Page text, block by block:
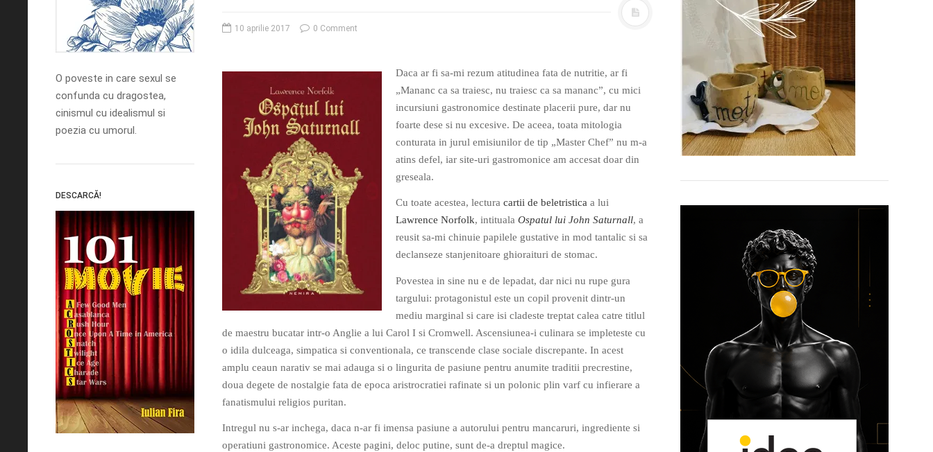
O poveste in care sexul se
confunda cu dragostea,
cinismul cu idealismul si
poezia cu umorul.
DESCARCĂ!
10 aprilie 2017 0 Comment
Daca ar fi sa-mi rezum atitudinea fata de nutritie, ar fi
„Mananc ca sa traiesc, nu traiesc ca sa mananc”, cu mici
incursiuni gastronomice destinate placerii pure, dar nu
foarte dese si nu excesive. De aceea, toata mitologia
conturata in jurul emisiunilor de tip „Master Chef” nu m-a
atins defel, iar site-uri gastromonice am accesat doar din
greseala.
Cu toate acestea, lectura cartii de beletristica a lui
Lawrence Norfolk, intituala Ospatul lui John Saturnall, a
reusit sa-mi chinuie papilele gustative in mod tantalic si sa
declanseze stanjenitoare ghioraituri de stomac.
Povestea in sine nu e de lepadat, dar nici nu rupe gura
targului: protagonistul este un copil provenit dintr-un
mediu marginal si care isi cladeste treptat calea catre titlul
de maestru bucatar intr-o Anglie a lui Carol I si Cromwell. Ascensiunea-i culinara se impleteste cu
o idila dulceaga, simpatica si conventionala, ce transcende clase sociale discrepante. In acest
amplu ceaun narativ se mai adauga si o lingurita de pasiune pentru anumite traditii precrestine,
doua degete de nostalgie fata de epoca aristrocratiei rafinate si un polonic plin varf cu infierare a
fanatismului religios puritan.
Intregul nu s-ar inchega, daca n-ar fi imensa pasiune a autorului pentru mancaruri, ingrediente si
operatiuni gastronomice. Aceste pagini, deloc putine, sunt de-a dreptul magice.